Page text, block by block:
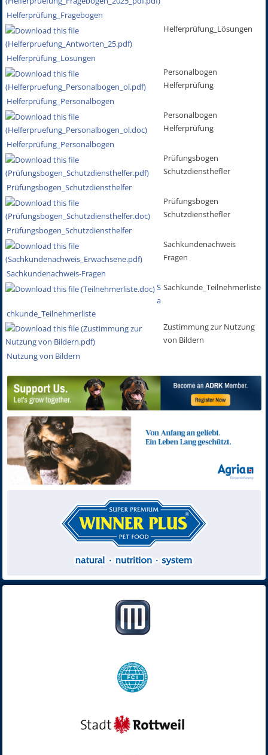
Helferprüfung_Fragebogen
Helferprüfung_Lösungen
Helferprüfung_Lösungen
Helferprüfung_Personalbogen
Personalbogen
Helferprüfung
Helferprüfung_Personalbogen
Personalbogen
Helferprüfung
Prüfungsbogen_Schutzdiensthelfer
Prüfungsbogen
Schutzdiensthefler
Prüfungsbogen_Schutzdiensthelfer
Prüfungsbogen
Schutzdiensthefler
Sachkundenachweis-Fragen
Sachkundenachweis
Fragen
S
a
chkunde_Teilnehmerliste
Sachkunde_Teilnehmerliste
Nutzung von Bildern
Zustimmung zur Nutzung
von Bildern